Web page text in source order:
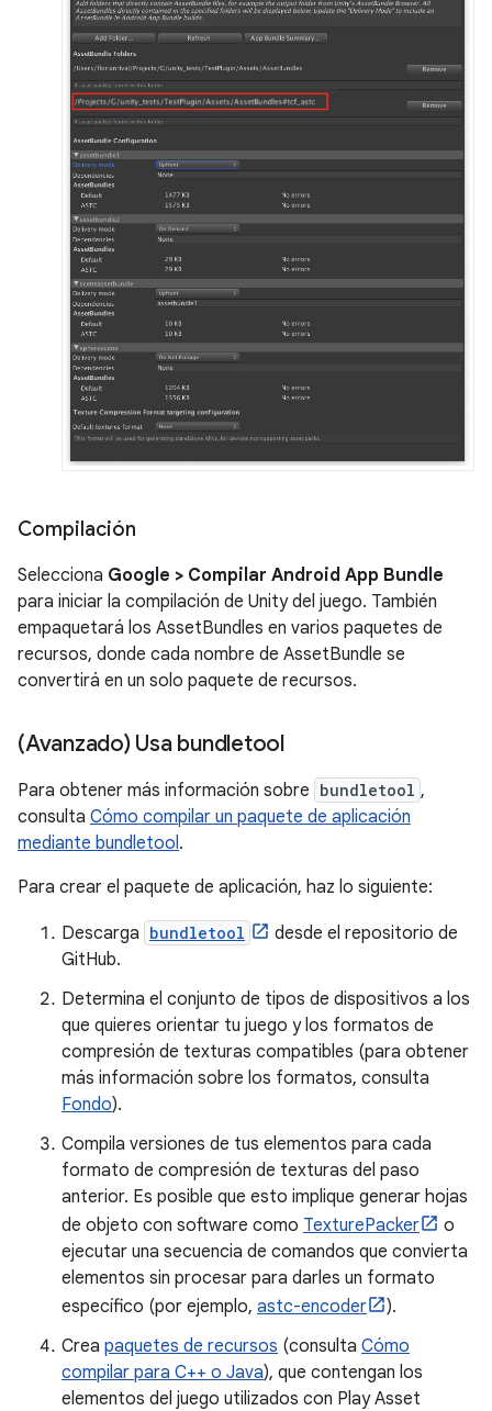
Compilación
Selecciona Google > Compilar Android App Bundle
para iniciar la compilación de Unity del juego. También
empaquetará los AssetBundles en varios paquetes de
recursos, donde cada nombre de AssetBundle se
convertirá en un solo paquete de recursos.
(Avanzado) Usa bundletool
Para obtener más información sobre bundletool ,
consulta Cómo compilar un paquete de aplicación
mediante bundletool .
Para crear el paquete de aplicación, haz lo siguiente:
Descarga bundletool
desde el repositorio de
GitHub.
Determina el conjunto de tipos de dispositivos a los
que quieres orientar tu juego y los formatos de
compresión de texturas compatibles (para obtener
más información sobre los formatos, consulta
Fondo).
Compila versiones de tus elementos para cada
formato de compresión de texturas del paso
anterior. Es posible que esto implique generar hojas
de objeto con software como TexturePacker
o
ejecutar una secuencia de comandos que convierta
elementos sin procesar para darles un formato
específico (por ejemplo, astc-encoder
).
Crea paquetes de recursos (consulta Cómo
compilar para C++ o Java), que contengan los
elementos del juego utilizados con Play Asset